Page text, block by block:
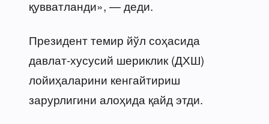
қувватланди», — деди.
Президент темир йўл соҳасида
давлат-хусусий шериклик (ДХШ)
лойиҳаларини кенгайтириш
зарурлигини алоҳида қайд этди.